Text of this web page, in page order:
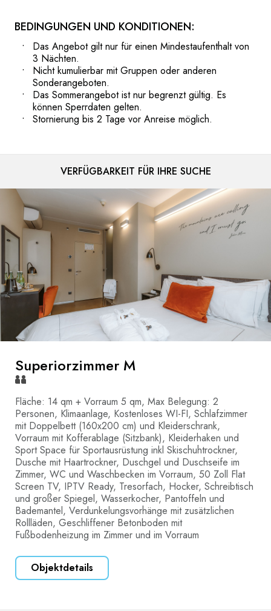
BEDINGUNGEN UND KONDITIONEN:
Das Angebot gilt nur für einen Mindestaufenthalt von
3 Nächten.
Nicht kumulierbar mit Gruppen oder anderen
Sonderangeboten.
Das Sommerangebot ist nur begrenzt gültig. Es
können Sperrdaten gelten.
Stornierung bis 2 Tage vor Anreise möglich.
VERFÜGBARKEIT FÜR IHRE SUCHE
Superiorzimmer M
Fläche: 14 qm + Vorraum 5 qm, Max Belegung: 2
Personen, Klimaanlage, Kostenloses WI-FI, Schlafzimmer
mit Doppelbett (160x200 cm) und Kleiderschrank,
Vorraum mit Kofferablage (Sitzbank), Kleiderhaken und
Sport Space für Sportausrüstung inkl Skischuhtrockner,
Dusche mit Haartrockner, Duschgel und Duschseife im
Zimmer, WC und Waschbecken im Vorraum, 50 Zoll Flat
Screen TV, IPTV Ready, Tresorfach, Hocker, Schreibtisch
und großer Spiegel, Wasserkocher, Pantoffeln und
Bademantel, Verdunkelungsvorhänge mit zusätzlichen
Rollläden, Geschliffener Betonboden mit
Fußbodenheizung im Zimmer und im Vorraum
Objektdetails